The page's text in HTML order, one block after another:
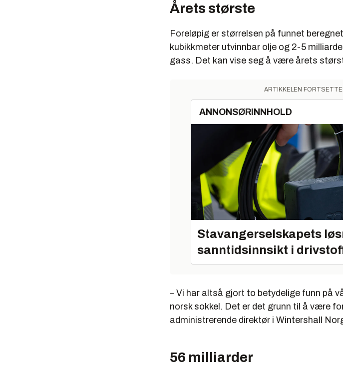
Årets største
Foreløpig er størrelsen på funnet
kubikkmeter utvinnbar olje og 2-5
gass. Det kan vise seg å være årets
ARTIKKELEN
ANNONSØRINNHOLD
Stavangerselskapets
sanntidsinnsikt i
– Vi har altså gjort to betydelige funn på
norsk sokkel. Det er det grunn til å være
administrerende direktør i Wintershall
56 milliarder